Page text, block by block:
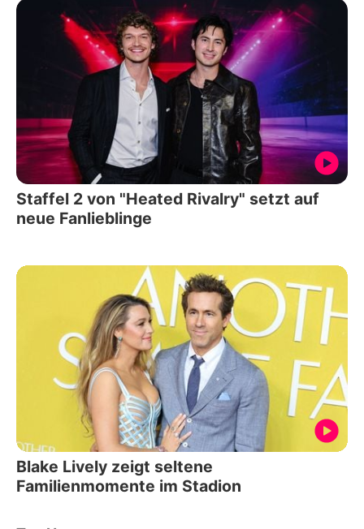
Staffel 2 von "Heated Rivalry" setzt auf
neue Fanlieblinge
Blake Lively zeigt seltene
Familienmomente im Stadion